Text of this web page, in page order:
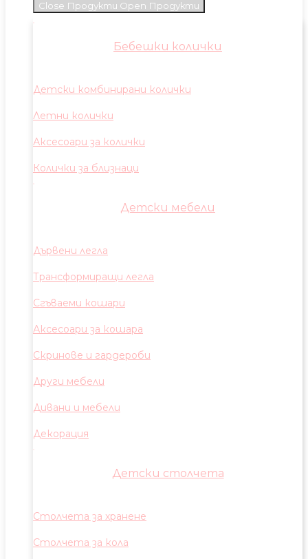
Close Продукти Open Продукти
Бебешки колички
Детски комбинирани колички
Летни колички
Аксесоари за колички
Колички за близнаци
Детски мебели
Дървени легла
Трансформиращи легла
Сгъваеми кошари
Аксесоари за кошара
Скринове и гардероби
Други мебели
Дивани и мебели
Декорация
Детски столчета
Столчета за хранене
Столчета за кола